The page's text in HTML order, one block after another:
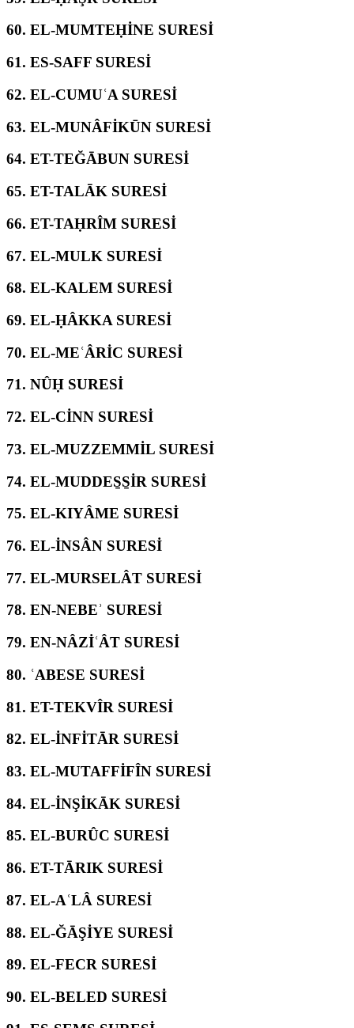
60. EL-MUMTEḤİNE SURESİ
61. ES-SAFF SURESİ
62. EL-CUMUʿA SURESİ
63. EL-MUNÂFİKŪN SURESİ
64. ET-TEĞĀBUN SURESİ
65. ET-TALĀK SURESİ
66. ET-TAḤRÎM SURESİ
67. EL-MULK SURESİ
68. EL-KALEM SURESİ
69. EL-ḤÂKKA SURESİ
70. EL-MEʿÂRİC SURESİ
71. NÛḤ SURESİ
72. EL-CİNN SURESİ
73. EL-MUZZEMMİL SURESİ
74. EL-MUDDES̱S̱İR SURESİ
75. EL-KIYÂME SURESİ
76. EL-İNSÂN SURESİ
77. EL-MURSELÂT SURESİ
78. EN-NEBEʾ SURESİ
79. EN-NÂZİʿÂT SURESİ
80. ʿABESE SURESİ
81. ET-TEKVÎR SURESİ
82. EL-İNFİTĀR SURESİ
83. EL-MUTAFFİFÎN SURESİ
84. EL-İNŞİKĀK SURESİ
85. EL-BURÛC SURESİ
86. ET-TĀRIK SURESİ
87. EL-AʿLÂ SURESİ
88. EL-ĞĀŞİYE SURESİ
89. EL-FECR SURESİ
90. EL-BELED SURESİ